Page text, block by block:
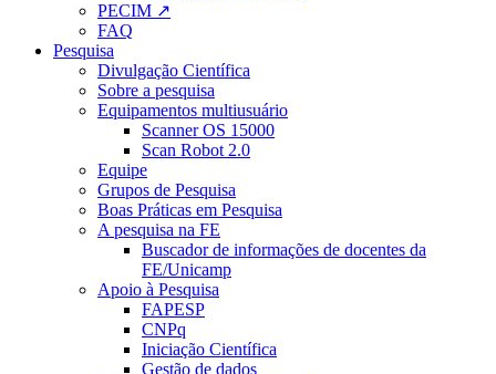
PECIM ↗
FAQ
Pesquisa
Divulgação Científica
Sobre a pesquisa
Equipamentos multiusuário
Scanner OS 15000
Scan Robot 2.0
Equipe
Grupos de Pesquisa
Boas Práticas em Pesquisa
A pesquisa na FE
Buscador de informações de docentes da
FE/Unicamp
Apoio à Pesquisa
FAPESP
CNPq
Iniciação Científica
Gestão de dados